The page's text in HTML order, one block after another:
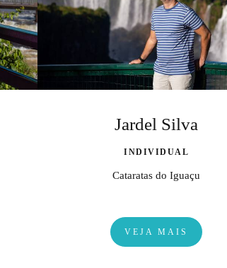
Jardel Silva
INDIVIDUAL
Cataratas do Iguaçu
VEJA MAIS